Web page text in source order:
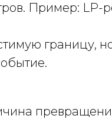
Пример:
границу, но